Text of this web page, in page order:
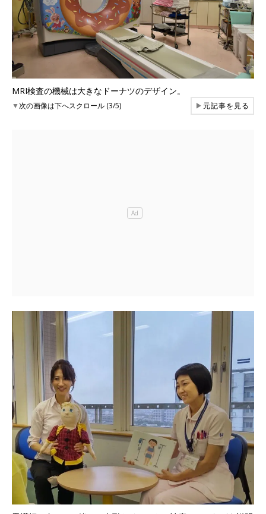
MRI検査の機械は大きなドーナツのデザイン。
▼次の画像は下へスクロール (3/5) ▶元記事を見る